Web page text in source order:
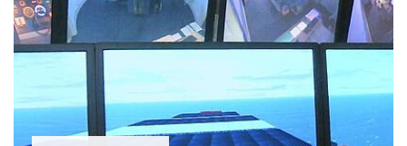
eine Vielzahl gut ausgestatteter Labore sowie das
moderne Maritime Simulationszentrum Warnemünde
(MSCW) für eine praxisnahe, berufsbezogene Lehre zur
Verfügung. Durch Kontakte zur maritimen Wirtschaft
werden darüber hinaus aktuelle Branchen­themen in den
Unterricht integriert.